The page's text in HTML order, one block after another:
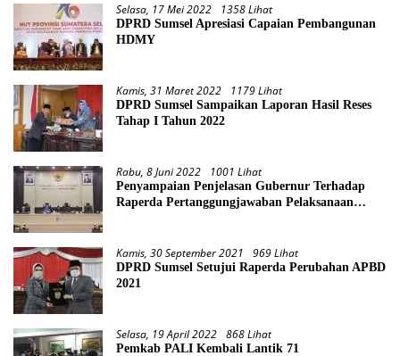
Selasa, 17 Mei 2022 1358 Lihat
DPRD Sumsel Apresiasi Capaian Pembangunan
HDMY
Kamis, 31 Maret 2022 1179 Lihat
DPRD Sumsel Sampaikan Laporan Hasil Reses
Tahap I Tahun 2022
Rabu, 8 Juni 2022 1001 Lihat
Penyampaian Penjelasan Gubernur Terhadap
Raperda Pertanggungjawaban Pelaksanaan
Kamis, 30 September 2021 969 Lihat
DPRD Sumsel Setujui Raperda Perubahan APBD
2021
Selasa, 19 April 2022 868 Lihat
Pemkab PALI Kembali Lantik 71